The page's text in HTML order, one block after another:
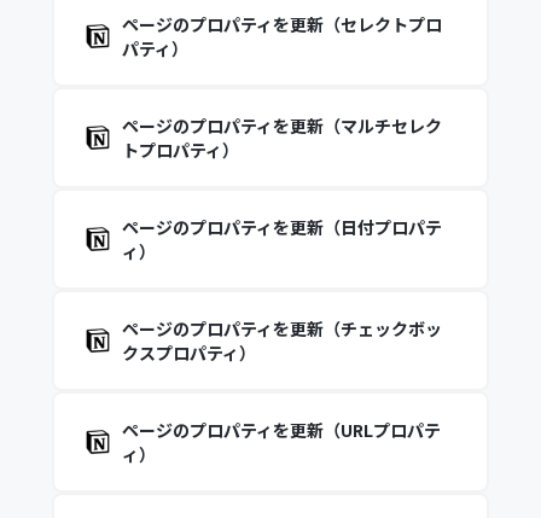
ページのプロパティを更新（セレクトプロ
パティ）
ページのプロパティを更新（マルチセレク
トプロパティ）
ページのプロパティを更新（日付プロパテ
ィ）
ページのプロパティを更新（チェックボッ
クスプロパティ）
ページのプロパティを更新（URLプロパテ
ィ）